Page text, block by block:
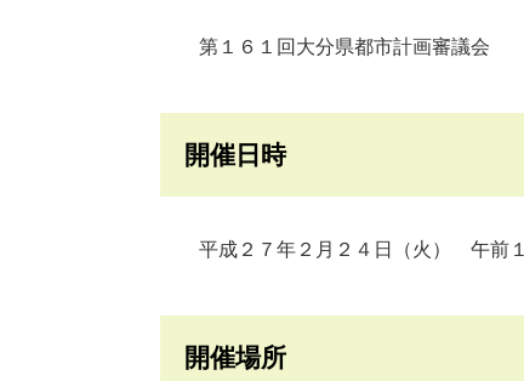
第１６１回大分県都市計画審議会
開催日時
平成２７年２月２４日（火） 午前１
開催場所